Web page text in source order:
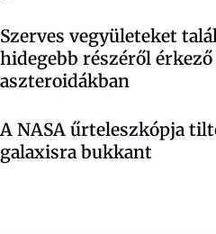
Szerves vegyületeket
hidegebb részéről érkező
aszteroidákban
A NASA űrteleszkópja
galaxisra bukkant